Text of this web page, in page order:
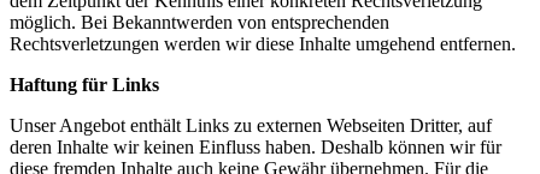
möglich. Bei Bekanntwerden von entsprechenden
Rechtsverletzungen werden wir diese Inhalte umgehend entfernen.
Haftung für Links
Unser Angebot enthält Links zu externen Webseiten Dritter, auf
deren Inhalte wir keinen Einfluss haben. Deshalb können wir für
diese fremden Inhalte auch keine Gewähr übernehmen. Für die